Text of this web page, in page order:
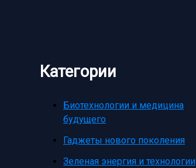
Категории
Биотехнологии и медицина
будущего
Гаджеты нового поколения
Зеленая энергия и технологии